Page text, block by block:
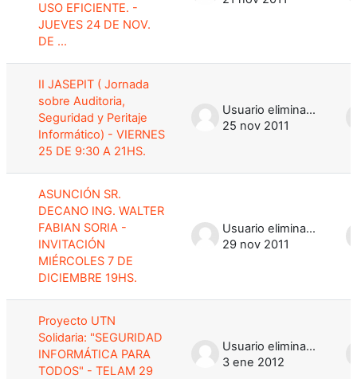
USO EFICIENTE. -
JUEVES 24 DE NOV.
DE ...
II JASEPIT ( Jornada
sobre Auditoria,
Seguridad y Peritaje
Informático) - VIERNES
25 DE 9:30 A 21HS.
Usuario eliminado
25 nov 2011
ASUNCIÓN SR.
DECANO ING. WALTER
FABIAN SORIA -
INVITACIÓN
MIÉRCOLES 7 DE
DICIEMBRE 19HS.
Usuario eliminado
29 nov 2011
Proyecto UTN
Solidaria: "SEGURIDAD
INFORMÁTICA PARA
TODOS" - TELAM 29
Usuario eliminado
3 ene 2012